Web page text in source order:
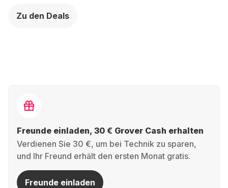
Zu den Deals
Freunde einladen, 30 € Grover Cash erhalten
Verdienen Sie 30 €, um bei Technik zu sparen,
und Ihr Freund erhält den ersten Monat gratis.
Freunde einladen